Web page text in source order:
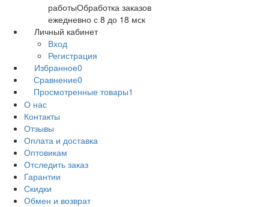
работыОбработка заказов
ежедневно с 8 до 18 мск
Личный кабинет
Вход
Регистрация
Избранное0
Сравнение0
Просмотренные товары1
О нас
Контакты
Отзывы
Оплата и доставка
Оптовикам
Отследить заказ
Гарантии
Скидки
Обмен и возврат